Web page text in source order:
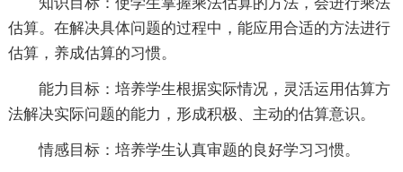
知识目标：使学生掌握乘法估算的方法，会进行乘法
估算。在解决具体问题的过程中，能应用合适的方法进行
估算，养成估算的习惯。
能力目标：培养学生根据实际情况，灵活运用估算方
法解决实际问题的能力，形成积极、主动的估算意识。
情感目标：培养学生认真审题的良好学习习惯。